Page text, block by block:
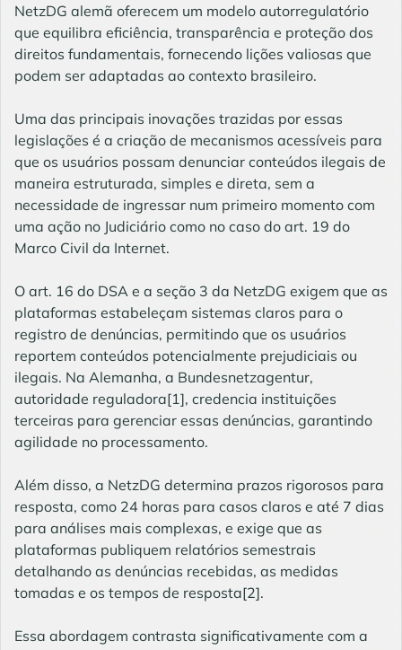
NetzDG alemã oferecem um modelo autorregulatório
que equilibra eficiência, transparência e proteção dos
direitos fundamentais, fornecendo lições valiosas que
podem ser adaptadas ao contexto brasileiro.
Uma das principais inovações trazidas por essas
legislações é a criação de mecanismos acessíveis para
que os usuários possam denunciar conteúdos ilegais de
maneira estruturada, simples e direta, sem a
necessidade de ingressar num primeiro momento com
uma ação no Judiciário como no caso do art. 19 do
Marco Civil da Internet.
O art. 16 do DSA e a seção 3 da NetzDG exigem que as
plataformas estabeleçam sistemas claros para o
registro de denúncias, permitindo que os usuários
reportem conteúdos potencialmente prejudiciais ou
ilegais. Na Alemanha, a Bundesnetzagentur,
autoridade reguladora[1], credencia instituições
terceiras para gerenciar essas denúncias, garantindo
agilidade no processamento.
Além disso, a NetzDG determina prazos rigorosos para
resposta, como 24 horas para casos claros e até 7 dias
para análises mais complexas, e exige que as
plataformas publiquem relatórios semestrais
detalhando as denúncias recebidas, as medidas
tomadas e os tempos de resposta[2].
Essa abordagem contrasta significativamente com a